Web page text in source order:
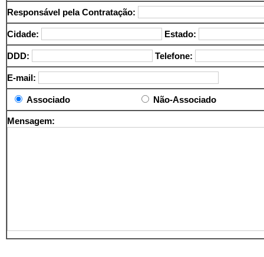
Responsável pela Contratação:
Cidade: Estado:
DDD: Telefone:
E-mail:
Associado Não-Associado
Mensagem: